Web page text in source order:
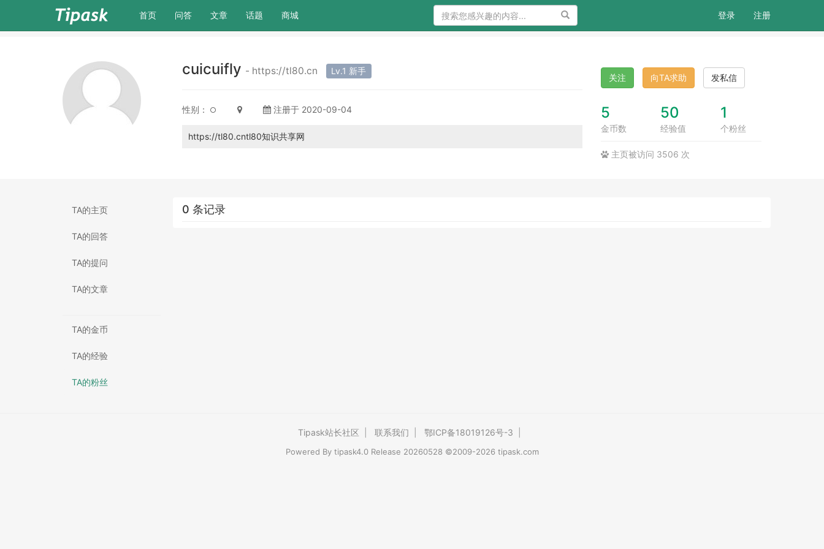
首页(current)
问答 文章 话题 商城 搜索 登录 注册
cuicuifly - https://tl80.cn Lv.1 新手
性别： 注册于 2020-09-04
https://tl80.cntl80知识共享网
关注 向TA求助 发私信
5
金币数
50
经验值
1
个粉丝
主页被访问 3506 次
TA的主页
TA的回答
TA的提问
TA的文章
TA的金币
TA的经验
TA的粉丝
0 条记录
Tipask站长社区 联系我们 鄂ICP备18019126号-3
Powered By tipask4.0Release 20260528 ©2009-2026 tipask.com